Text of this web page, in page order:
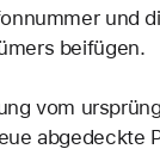
und
beifügen.
vom
abgedeckte